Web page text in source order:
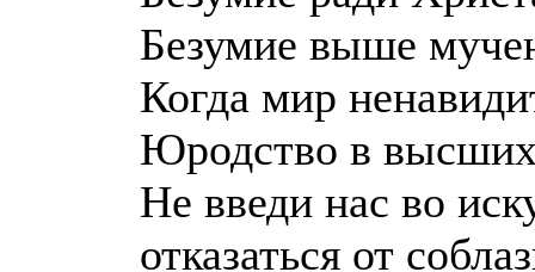
Безумие выше
Когда мир
Юродство в
Не введи нас во
отказаться от